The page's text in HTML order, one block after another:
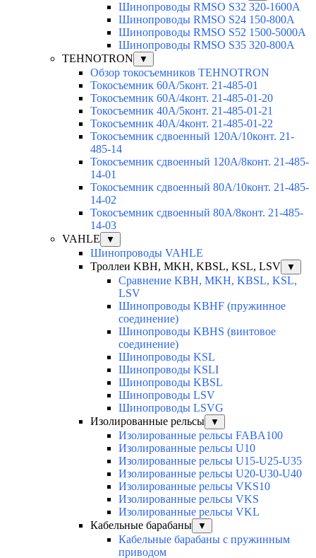
Шинопроводы RMSO S32 320-1600A
Шинопроводы RMSO S24 150-800A
Шинопроводы RMSO S52 1500-5000A
Шинопроводы RMSO S35 320-800A
TEHNOTRON
▼
Обзор токосъемников TEHNOTRON
Токосъемник 60А/5конт. 21-485-01
Токосъемник 60А/4конт. 21-485-01-20
Токосъемник 40А/5конт. 21-485-01-21
Токосъемник 40А/4конт. 21-485-01-22
Токосъемник сдвоенный 120А/10конт. 21-
485-14
Токосъемник сдвоенный 120А/8конт. 21-485-
14-01
Токосъемник сдвоенный 80А/10конт. 21-485-
14-02
Токосъемник сдвоенный 80А/8конт. 21-485-
14-03
VAHLE
▼
Шинопроводы VAHLE
Троллеи KBH, MKH, KBSL, KSL, LSV
▼
Сравнение KBH, MKH, KBSL, KSL,
LSV
Шинопроводы KBHF (пружинное
соединение)
Шинопроводы KBHS (винтовое
соединение)
Шинопроводы KSL
Шинопроводы KSLI
Шинопроводы KBSL
Шинопроводы LSV
Шинопроводы LSVG
Изолированные рельсы
▼
Изолированные рельсы FABA100
Изолированные рельсы U10
Изолированные рельсы U15-U25-U35
Изолированные рельсы U20-U30-U40
Изолированные рельсы VKS10
Изолированные рельсы VKS
Изолированные рельсы VKL
Кабельные барабаны
▼
Кабельные барабаны с пружинным
приводом